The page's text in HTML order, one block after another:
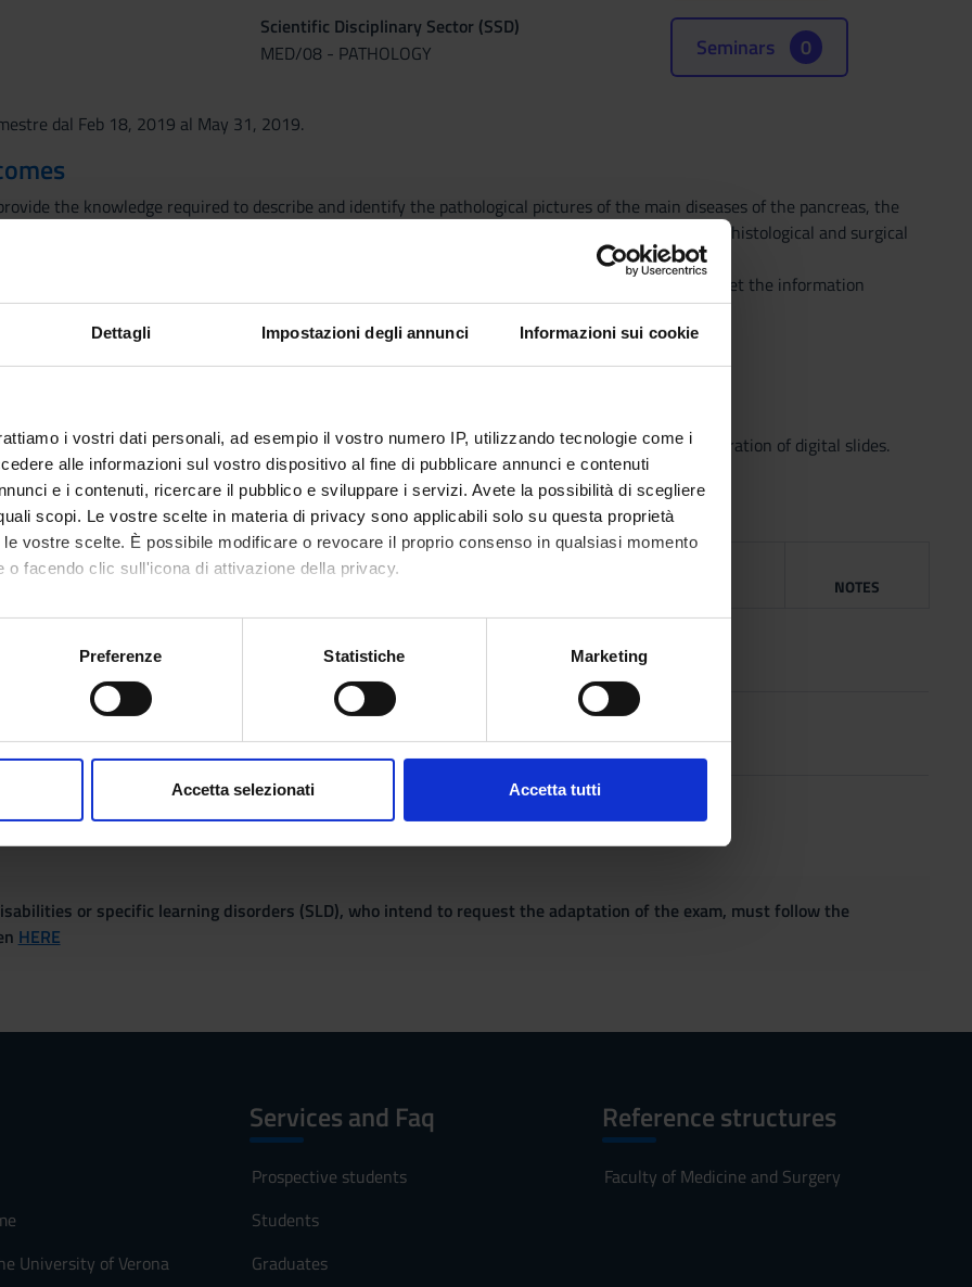
Dettagli Impostazioni degli annunci Informazioni sui cookie
i vostri dati personali, ad esempio il vostro numero IP, utilizzando tecnologie come i
alle informazioni sul vostro dispositivo al fine di pubblicare annunci e contenuti
e i contenuti, ricercare il pubblico e sviluppare i servizi. Avete la possibilità di scegliere
scopi. Le vostre scelte in materia di privacy sono applicabili solo su questa proprietà
vostre scelte. È possibile modificare o revocare il proprio consenso in qualsiasi momento
o facendo clic sull'icona di attivazione della privacy.
anche:
sulla tua posizione geografica, con un'approssimazione di qualche metro,
in qualsiasi momento dalla Dichiarazione sui cookie.
Preferenze Statistiche Marketing
Accetta selezionati Accetta tutti
Scientific Disciplinary Sector (SSD)
MED/08 - PATHOLOGY
dal Feb 18, 2019 al May 31, 2019.
Seminars 0
the knowledge required to describe and identify the pathological pictures of the main diseases of the pancreas, the
correlations and diagnostic work with particular emphasis on diagnostic techniques cytological, histological and surgical
and molecular.
the main prognostic and predictive factors of different malignancies and how to correctly interpret the information
cytological report.
of the most important elementary lesions of the esocrine and endocrine pancreas.
neoplasms of the pancreas, focusing in particular on the mucinous cystic neoplasms, with illustration of digital slides.
neoplasms of the pancreas, with illustration of digital slides.
NOTES
Le basi patologiche delle malattie
(due volumi)
2010
or specific learning disorders (SLD), who intend to request the adaptation of the exam, must follow the
HERE
University of Verona
Services and Faq
Prospective students
Students
Graduates
Reference structures
Faculty of Medicine and Surgery